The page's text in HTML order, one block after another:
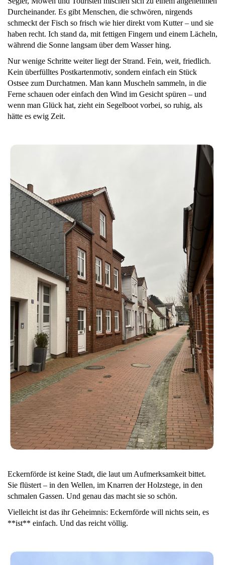
Durcheinander. Es gibt Menschen, die schwören, nirgends
schmeckt der Fisch so frisch wie hier direkt vom Kutter – und sie
haben recht. Ich stand da, mit fettigen Fingern und einem Lächeln,
während die Sonne langsam über dem Wasser hing.
Nur wenige Schritte weiter liegt der Strand. Fein, weit, friedlich.
Kein überfülltes Postkartenmotiv, sondern einfach ein Stück
Ostsee zum Durchatmen. Man kann Muscheln sammeln, in die
Ferne schauen oder einfach den Wind im Gesicht spüren – und
wenn man Glück hat, zieht ein Segelboot vorbei, so ruhig, als
hätte es ewig Zeit.
Eckernförde ist keine Stadt, die laut um Aufmerksamkeit bittet.
Sie flüstert – in den Wellen, im Knarren der Holzstege, in den
schmalen Gassen. Und genau das macht sie so schön.
Vielleicht ist das ihr Geheimnis: Eckernförde will nichts sein, es
**ist** einfach. Und das reicht völlig.